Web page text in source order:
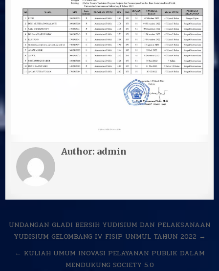
Author: admin
Navigasi
pos
UNDANGAN GLADI BERSIH YUDISIUM DAN PELAKSANAAN
YUDISIUM GELOMBANG IV FISIP UNMUL TAHUN 2022 →
← KULIAH UMUM INOVASI PELAYANAN PUBLIK DALAM
MENDUKUNG SOCIETY 5.0